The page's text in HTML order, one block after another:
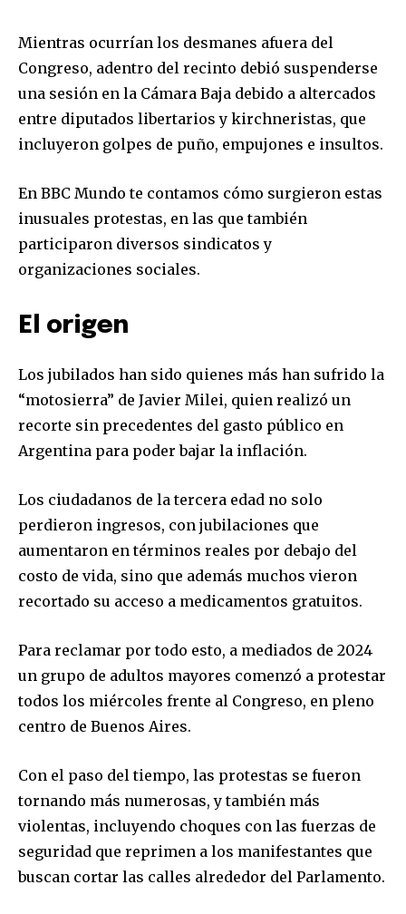
Mientras ocurrían los desmanes afuera del
Congreso, adentro del recinto debió suspenderse
una sesión en la Cámara Baja debido a altercados
entre diputados libertarios y kirchneristas, que
incluyeron golpes de puño, empujones e insultos.
En BBC Mundo te contamos cómo surgieron estas
inusuales protestas, en las que también
participaron diversos sindicatos y
organizaciones sociales.
El origen
Los jubilados han sido quienes más han sufrido la
“motosierra” de Javier Milei, quien realizó un
recorte sin precedentes del gasto público en
Argentina para poder bajar la inflación.
Los ciudadanos de la tercera edad no solo
perdieron ingresos, con jubilaciones que
aumentaron en términos reales por debajo del
costo de vida, sino que además muchos vieron
recortado su acceso a medicamentos gratuitos.
Para reclamar por todo esto, a mediados de 2024
un grupo de adultos mayores comenzó a protestar
todos los miércoles frente al Congreso, en pleno
centro de Buenos Aires.
Con el paso del tiempo, las protestas se fueron
tornando más numerosas, y también más
violentas, incluyendo choques con las fuerzas de
seguridad que reprimen a los manifestantes que
buscan cortar las calles alrededor del Parlamento.